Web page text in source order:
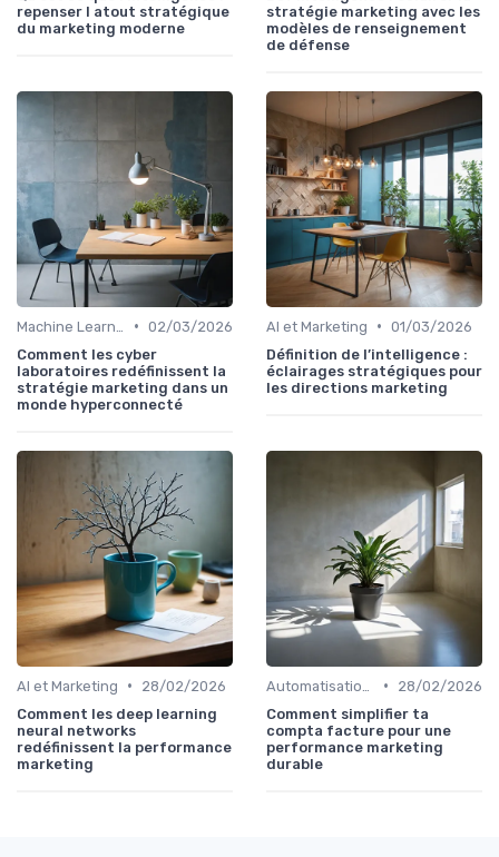
repenser l atout stratégique
du marketing moderne
stratégie marketing avec les
modèles de renseignement
de défense
• 02/03/2026
Comment les cyber
laboratoires redéfinissent la
stratégie marketing dans un
monde hyperconnecté
AI et Marketing • 01/03/2026
Définition de l’intelligence :
éclairages stratégiques pour
les directions marketing
AI et Marketing •
28/02/2026
Comment les deep learning
neural networks
redéfinissent la performance
marketing
•
28/02/2026
Comment simplifier ta
compta facture pour une
performance marketing
durable